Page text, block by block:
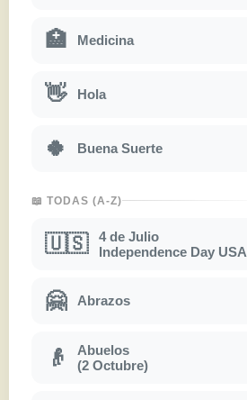
🏥 Medicina
👋 Hola
🍀 Buena Suerte
📖 TODAS (A-Z)
🇺🇸
4 de Julio
Independence Day USA
🤗 Abrazos
👴
Abuelos
(2 Octubre)